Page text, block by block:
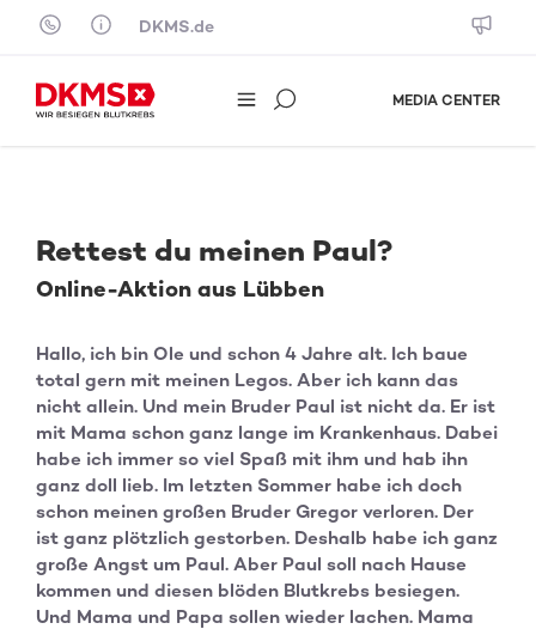
Skip to content
DKMS.de
MEDIA CENTER
Rettest du meinen Paul?
Online-Aktion aus Lübben
Hallo, ich bin Ole und schon 4 Jahre alt. Ich baue
total gern mit meinen Legos. Aber ich kann das
nicht allein. Und mein Bruder Paul ist nicht da. Er ist
mit Mama schon ganz lange im Krankenhaus. Dabei
habe ich immer so viel Spaß mit ihm und hab ihn
ganz doll lieb. Im letzten Sommer habe ich doch
schon meinen großen Bruder Gregor verloren. Der
ist ganz plötzlich gestorben. Deshalb habe ich ganz
große Angst um Paul. Aber Paul soll nach Hause
kommen und diesen blöden Blutkrebs besiegen.
Und Mama und Papa sollen wieder lachen. Mama